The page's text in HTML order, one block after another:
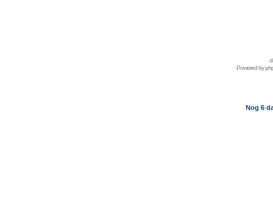
Powered by
Nog 6